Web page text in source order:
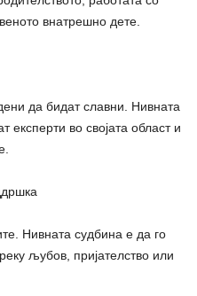
внатрешно дете.
да бидат славни. Нивната
експерти во својата област и
Нивната судбина е да го
љубов, пријателство или